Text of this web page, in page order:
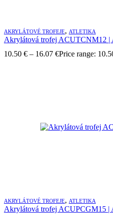
AKRYLÁTOVÉ TROFEJE, ATLETIKA
Akrylátová trofej ACUTCNM12 |
10.50 € – 16.07 €Price range:
AKRYLÁTOVÉ TROFEJE, ATLETIKA
Akrylátová trofej ACUPCGM15 |